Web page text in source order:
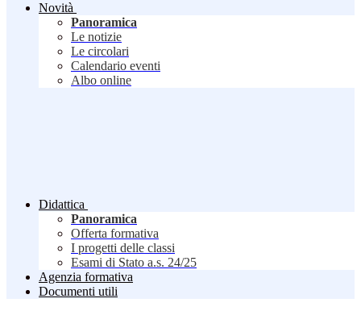
Novità
Panoramica
Le notizie
Le circolari
Calendario eventi
Albo online
Didattica
Panoramica
Offerta formativa
I progetti delle classi
Esami di Stato a.s. 24/25
Agenzia formativa
Documenti utili